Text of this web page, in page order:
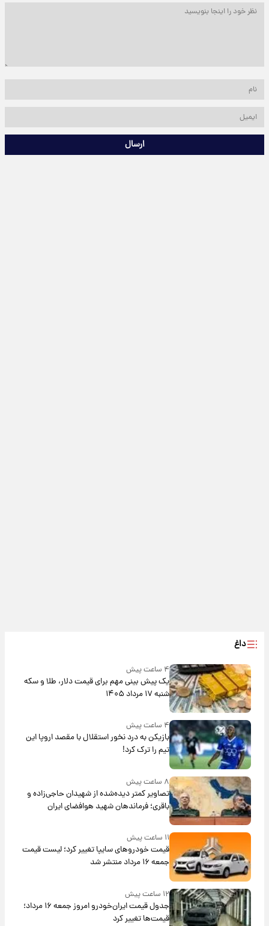
ارسال
داغ
۴ ساعت پیش
یک پیش ‌بینی مهم برای قیمت دلار، طلا و سکه
شنبه ۱۷ مرداد ۱۴۰۵
۴ ساعت پیش
بازیکن به درد نخور استقلال با مقصد اروپا این
تیم را ترک کرد!
۸ ساعت پیش
تصاویر کمتر دیده‌شده از شهیدان حاجی‌زاده و
باقری؛ فرماندهان شهید هوافضای ایران
۱۱ ساعت پیش
قیمت خودروهای سایپا تغییر کرد؛ لیست قیمت
جمعه ۱۶ مرداد منتشر شد
۱۲ ساعت پیش
جدول قیمت ایران‌خودرو امروز جمعه ۱۶ مرداد؛
قیمت‌ها تغییر کرد